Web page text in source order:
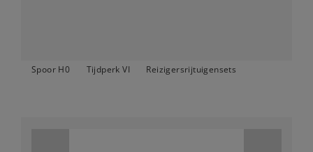
Spoor H0 Tijdperk VI Reizigersrijtuigensets